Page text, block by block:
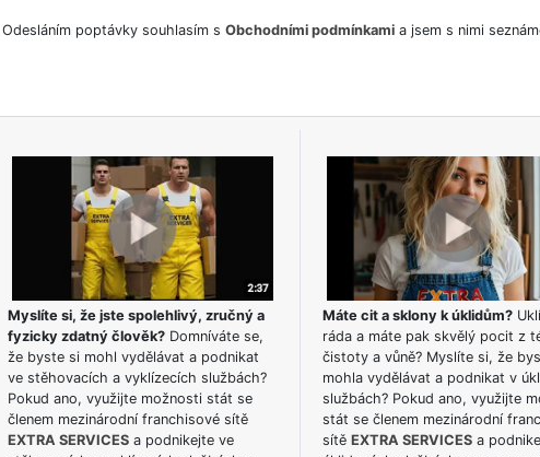
Odesláním poptávky souhlasím s Obchodními podmínkamia jsem s nimi
Myslíte si, že jste spolehlivý, zručný a
fyzicky zdatný člověk?Domníváte se,
že byste si mohl vydělávat a podnikat
ve stěhovacích a vyklízecích službách?
Pokud ano, využijte možnosti stát se
členem mezinárodní franchisové sítě
EXTRA SERVICESa podnikejte ve
Máte cit a sklony k úklidům?
ráda a máte pak skvělý pocit z
čistoty a vůně? Myslíte si, že
mohla vydělávat a podnikat v
službách? Pokud ano, využijte
stát se členem mezinárodní
sítě EXTRA SERVICESa